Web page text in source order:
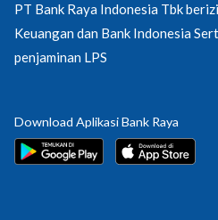
PT Bank Raya Indonesia Tbk
Keuangan dan Bank Indonesia
penjaminan LPS
Download Aplikasi Bank Raya